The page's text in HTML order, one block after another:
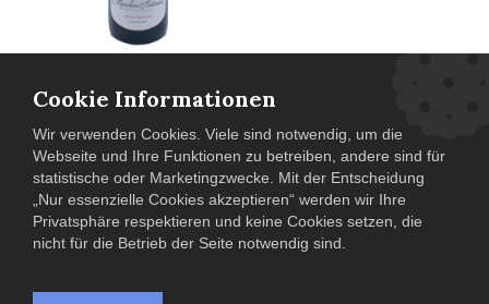
"Cuvée Royale" /
Tenuta Montensina
0.75 L| (37,30€ / 1 L )
1
Cookie Informationen
Wir verwenden Cookies. Viele sind notwendig, um die
Webseite und Ihre Funktionen zu betreiben, andere sind für
statistische oder Marketingzwecke. Mit der Entscheidung
„Nur essenzielle Cookies akzeptieren“ werden wir Ihre
Privatsphäre respektieren und keine Cookies setzen, die
nicht für die Betrieb der Seite notwendig sind.